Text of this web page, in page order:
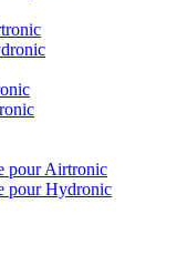
pour Airtronic
pour Hydronic